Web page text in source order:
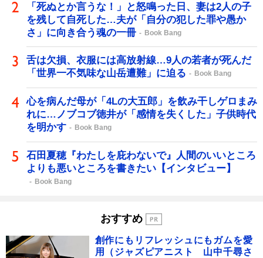
「死ぬとか言うな！」と怒鳴った日、妻は2人の子
を残して自死した…夫が「自分の犯した罪や愚か
さ」に向き合う魂の一冊
Book Bang
舌は欠損、衣服には高放射線…9人の若者が死んだ
「世界一不気味な山岳遭難」に迫る
Book Bang
心を病んだ母が「4Lの大五郎」を飲み干しゲロまみ
れに…ノブコブ徳井が「感情を失くした」子供時代
を明かす
Book Bang
石田夏穂『わたしを庇わないで』人間のいいところ
よりも悪いところを書きたい【インタビュー】
Book Bang
おすすめ
創作にもリフレッシュにもガムを愛
用（ジャズピアニスト 山中千尋さ